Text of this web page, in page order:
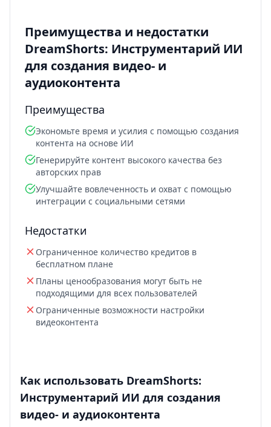
Преимущества и недостатки
DreamShorts: Инструментарий ИИ
для создания видео- и
аудиоконтента
Преимущества
Экономьте время и усилия с помощью создания
контента на основе ИИ
Генерируйте контент высокого качества без
авторских прав
Улучшайте вовлеченность и охват с помощью
интеграции с социальными сетями
Недостатки
Ограниченное количество кредитов в
бесплатном плане
Планы ценообразования могут быть не
подходящими для всех пользователей
Ограниченные возможности настройки
видеоконтента
Как использовать DreamShorts:
Инструментарий ИИ для создания
видео- и аудиоконтента